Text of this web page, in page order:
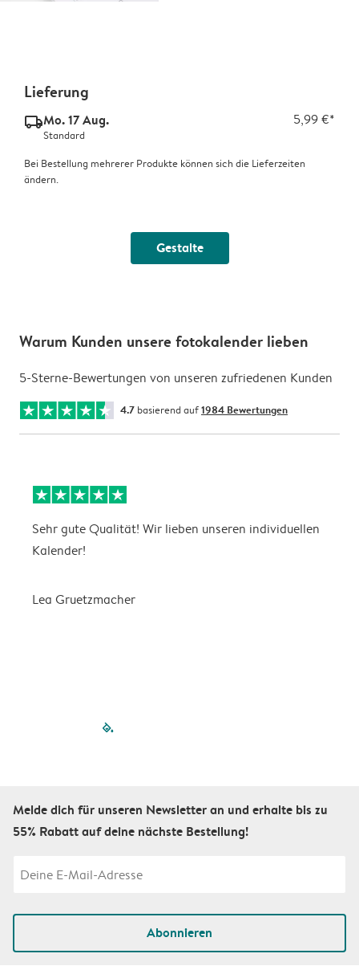
Lieferung
delivery_standard_v2Mo. 17 Aug. 5,99 €*
Standard
Bei Bestellung mehrerer Produkte können sich die Lieferzeiten
ändern.
Gestalte
Warum Kunden unsere fotokalender lieben
5-Sterne-Bewertungen von unseren zufriedenen Kunden
4.7 basierend auf1984 Bewertungen
Sehr gute Qualität! Wir lieben unseren individuellen
Kalender!
Lea Gruetzmacher
filled-pagination
Melde dich für unseren Newsletter an und erhalte bis zu
55% Rabatt auf deine nächste Bestellung!
Abonnieren